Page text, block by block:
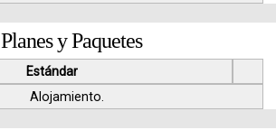
Planes y Paquetes
Estándar
Alojamiento.